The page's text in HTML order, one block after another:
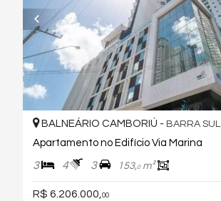
BALNEÁRIO CAMBORIÚ - BARRA SUL
Apartamento no Edifício Via Marina
3 4 3 153,0m²
R$ 6.206.000,00